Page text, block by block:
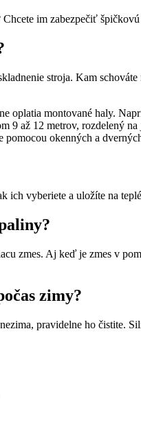
im zabezpečiť
stroja. Kam
oplatia montované haly.
9 až 12 metrov, rozdelený
okenných a
vyberiete a uložíte na
zmes. Aj keď je zmes v
zimy?
pravidelne ho čistite.